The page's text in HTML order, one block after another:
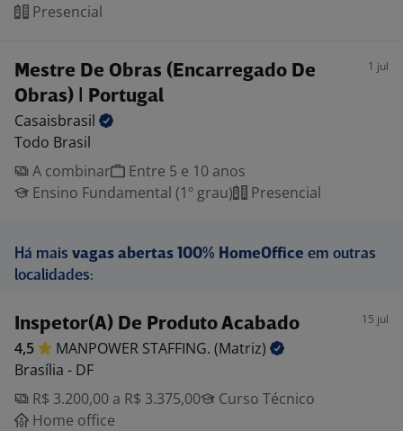
Presencial
Mestre De Obras (Encarregado De
Obras) | Portugal
1 jul
Casaisbrasil
Todo Brasil
A combinar
Entre 5 e 10 anos
Ensino Fundamental (1º grau)
Presencial
Há mais vagas abertas 100% HomeOffice em outras
localidades:
Inspetor(A) De Produto Acabado 15 jul
4,5 MANPOWER STAFFING. (Matriz)
Brasília - DF
R$ 3.200,00 a R$ 3.375,00
Curso Técnico
Home office